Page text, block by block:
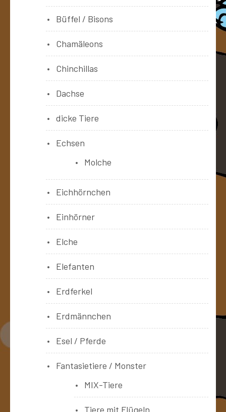
Büffel / Bisons
Chamäleons
Chinchillas
Dachse
dicke Tiere
Echsen
Molche
Eichhörnchen
Einhörner
Elche
Elefanten
Erdferkel
Erdmännchen
Esel / Pferde
Fantasietiere / Monster
MIX-Tiere
Tiere mit Flügeln